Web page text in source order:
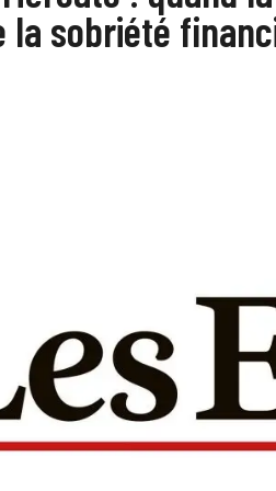
la sobriété